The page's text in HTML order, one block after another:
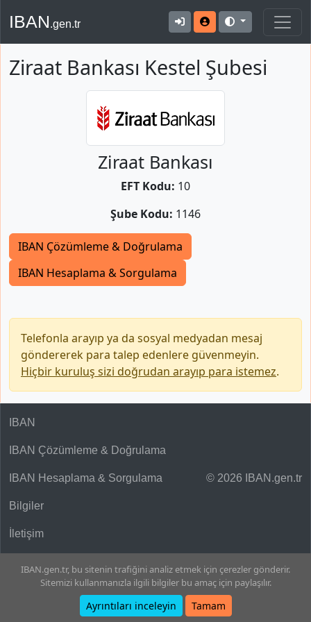
IBAN.gen.tr
Ziraat Bankası Kestel Şubesi
Ziraat Bankası
EFT Kodu: 10
Şube Kodu: 1146
IBAN Çözümleme & Doğrulama
IBAN Hesaplama & Sorgulama
Telefonla arayıp ya da sosyal medyadan mesaj
göndererek para talep edenlere güvenmeyin.
Hiçbir kuruluş sizi doğrudan arayıp para istemez.
© 2026 IBAN.gen.tr
IBAN
IBAN Çözümleme & Doğrulama
IBAN Hesaplama & Sorgulama
Bilgiler
İletişim
IBAN.gen.tr, bu sitenin trafiğini analiz etmek için çerezler gönderir.
Sitemizi kullanmanızla ilgili bilgiler bu amaç için paylaşılır.
Ayrıntıları inceleyin Tamam